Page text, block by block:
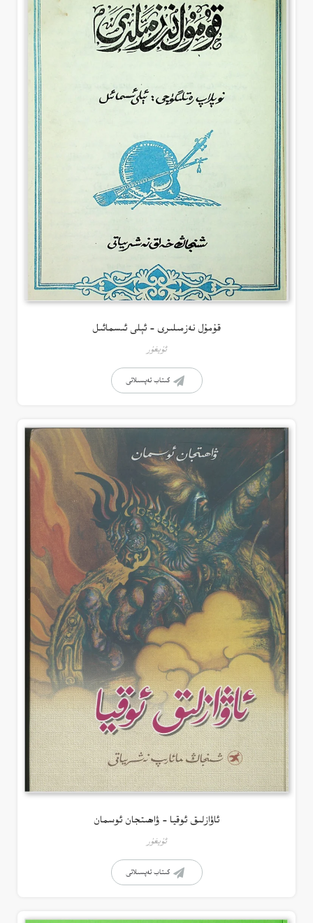
قۇمۇل نەزمىلىرى – ئېلى ئىسمائىل
ئۇيغۇر
كىتاب تەپسىلاتى
ئاۋازلىق ئوقيا – ۋاھىتجان ئوسمان
ئۇيغۇر
كىتاب تەپسىلاتى